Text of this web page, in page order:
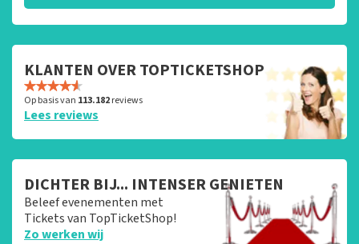
KLANTEN OVER TOPTICKETSHOP
Op basis van 113.182reviews
Lees reviews
DICHTER BIJ... INTENSER GENIETEN
Beleef evenementen met
Tickets van TopTicketShop!
Zo werken wij